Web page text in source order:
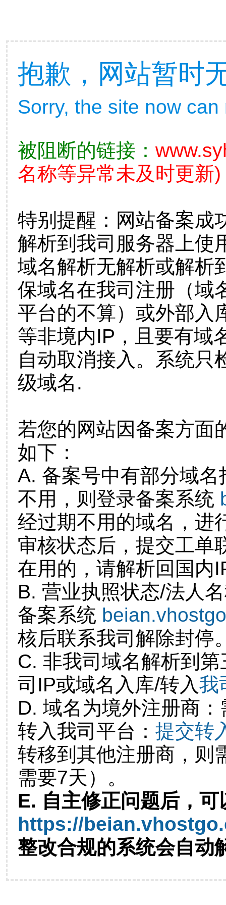
抱歉，网站暂时
Sorry, the site now
被阻断的链接：
名称等异常未及时更新)
特别提醒：网站备案成
解析到我司服务器上使
域名解析无解析或解析
保域名在我司注册（域
平台的不算）或外部入
等非境内IP，且要有域
自动取消接入。系统只
级域名.
若您的网站因备案方面
如下：
A. 备案号中有部分域
不用，则登录备案系统
经过期不用的域名，进
审核状态后，提交工单
在用的，请解析回国内
B. 营业执照状态/法人
备案系统
核后联系我司解除封停
C. 非我司域名解析到
司IP或域名入库/转入我
D. 域名为境外注册商
转入我司平台： 提交转
转移到其他注册商，则
需要7天）。
E. 自主修正问题后，可
https://
整改合规的系统会自动